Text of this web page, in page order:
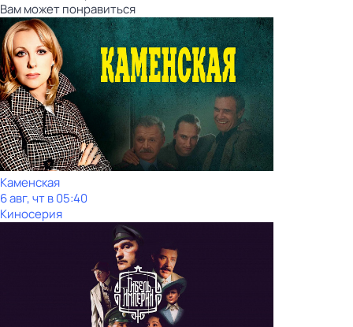
Вам может понравиться
Каменская
6 авг, чт в 05:40
Киносерия